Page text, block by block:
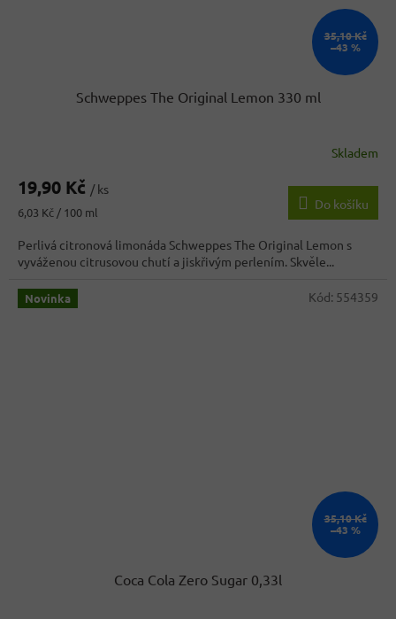
35,10 Kč
–43 %
Schweppes The Original Lemon 330 ml
Skladem
19,90 Kč / ks
Měrná
6,03 Kč / 100 ml
Do košíku
Perlivá citronová limonáda Schweppes The Original Lemon s
vyváženou citrusovou chutí a jiskřivým perlením. Skvěle...
Novinka
35,10 Kč
–43 %
Coca Cola Zero Sugar 0,33l
Kód: 554359